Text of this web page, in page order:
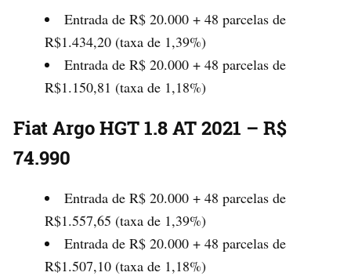
Entrada de R$ 20.000 + 48 parcelas de
R$1.434,20 (taxa de 1,39%)
Entrada de R$ 20.000 + 48 parcelas de
R$1.150,81 (taxa de 1,18%)
Fiat Argo HGT 1.8 AT 2021 – R$
74.990
Entrada de R$ 20.000 + 48 parcelas de
R$1.557,65 (taxa de 1,39%)
Entrada de R$ 20.000 + 48 parcelas de
R$1.507,10 (taxa de 1,18%)